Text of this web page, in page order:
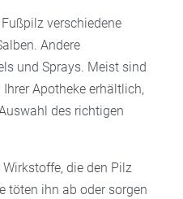
verschiedene
Andere
und Sprays. Meist sind
Apotheke erhältlich,
des richtigen
die den Pilz
töten ihn ab oder sorgen